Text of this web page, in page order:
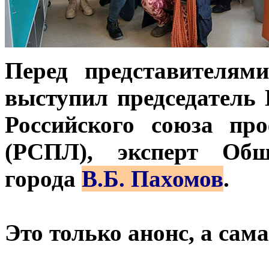
Перед
выступил
Российского союза
(РСПЛ), эксперт
города В.Б. Пахомов.
Это только анонс, а